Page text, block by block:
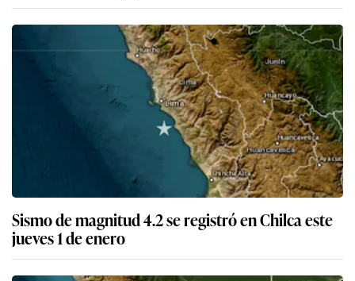
Sismo de magnitud 4.2 se registró en Chilca este
jueves 1 de enero